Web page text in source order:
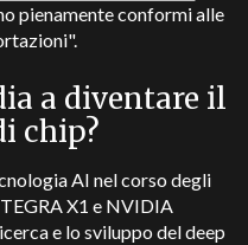
pienamente conformi alle
a diventare il
chip?
AI nel corso degli
X1 e NVIDIA
e lo sviluppo del deep